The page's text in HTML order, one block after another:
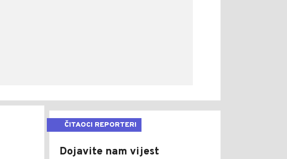
ČITAOCI REPORTERI
Dojavite nam vijest